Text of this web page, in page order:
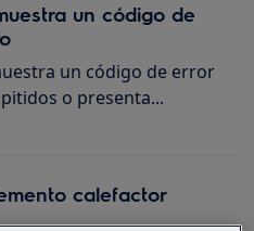
un código de
un código de error
o presenta...
calefactor